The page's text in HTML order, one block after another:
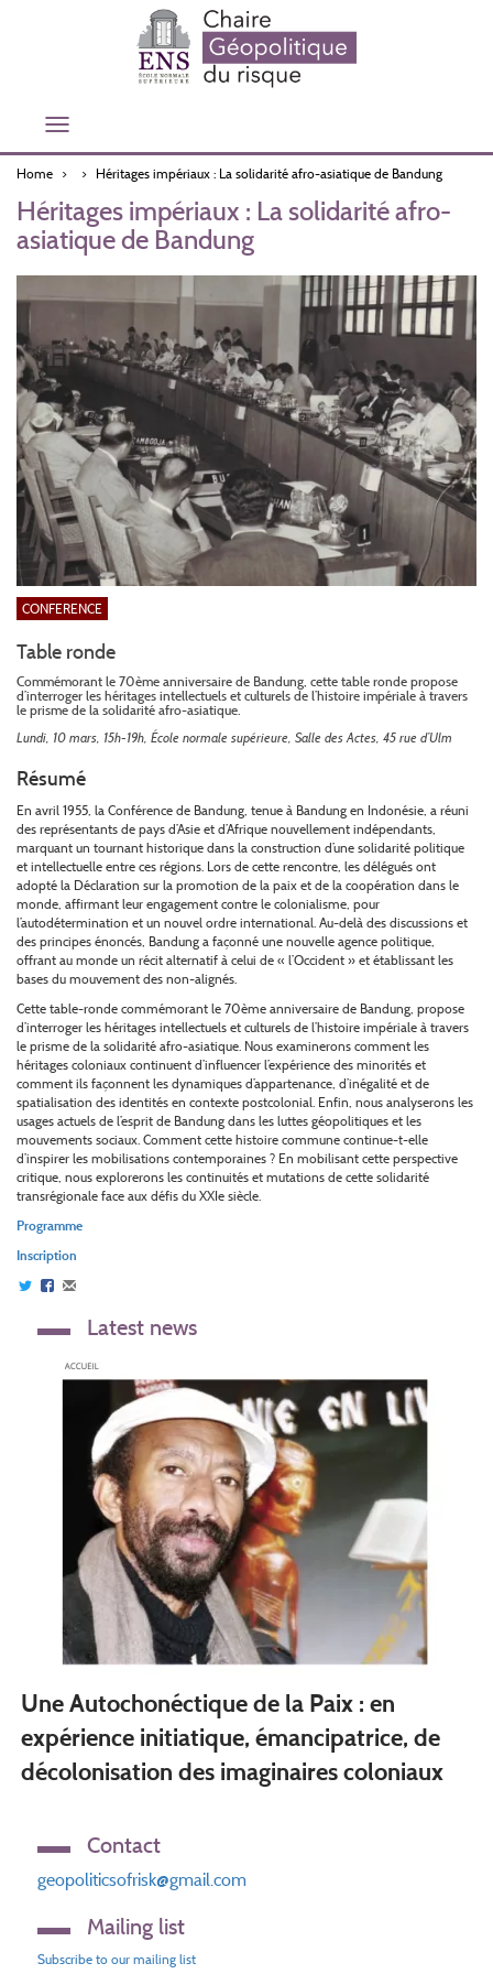
Toggle
Home
Héritages impériaux : La solidarité afro-asiatique de Bandung
Héritages impériaux : La solidarité afro-
asiatique de Bandung
CONFERENCE
Table ronde
Commémorant le 70ème anniversaire de Bandung, cette table ronde propose
d’interroger les héritages intellectuels et culturels de l’histoire impériale à travers
le prisme de la solidarité afro-asiatique.
Lundi, 10 mars, 15h-19h, École normale supérieure, Salle des Actes, 45 rue d’Ulm
Résumé
En avril 1955, la Conférence de Bandung, tenue à Bandung en Indonésie, a réuni
des représentants de pays d’Asie et d’Afrique nouvellement indépendants,
marquant un tournant historique dans la construction d’une solidarité politique
et intellectuelle entre ces régions. Lors de cette rencontre, les délégués ont
adopté la Déclaration sur la promotion de la paix et de la coopération dans le
monde, affirmant leur engagement contre le colonialisme, pour
l’autodétermination et un nouvel ordre international. Au-delà des discussions et
des principes énoncés, Bandung a façonné une nouvelle agence politique,
offrant au monde un récit alternatif à celui de « l’Occident » et établissant les
bases du mouvement des non-alignés.
Cette table-ronde commémorant le 70ème anniversaire de Bandung, propose
d’interroger les héritages intellectuels et culturels de l’histoire impériale à travers
le prisme de la solidarité afro-asiatique. Nous examinerons comment les
héritages coloniaux continuent d’influencer l’expérience des minorités et
comment ils façonnent les dynamiques d’appartenance, d’inégalité et de
spatialisation des identités en contexte postcolonial. Enfin, nous analyserons les
usages actuels de l’esprit de Bandung dans les luttes géopolitiques et les
mouvements sociaux. Comment cette histoire commune continue-t-elle
d’inspirer les mobilisations contemporaines ? En mobilisant cette perspective
critique, nous explorerons les continuités et mutations de cette solidarité
transrégionale face aux défis du XXIe siècle.
Programme
Inscription
Latest news
Une Autochonéctique de la Paix : en
expérience initiatique, émancipatrice, de
décolonisation des imaginaires coloniaux
Contact
geopoliticsofrisk@gmail.com
Mailing list
Subscribe to our mailing list